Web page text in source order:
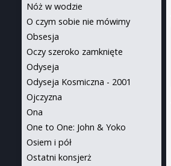
Nóż w wodzie
O czym sobie nie mówimy
Obsesja
Oczy szeroko zamknięte
Odyseja
Odyseja Kosmiczna - 2001
Ojczyzna
Ona
One to One: John & Yoko
Osiem i pół
Ostatni konsjerż